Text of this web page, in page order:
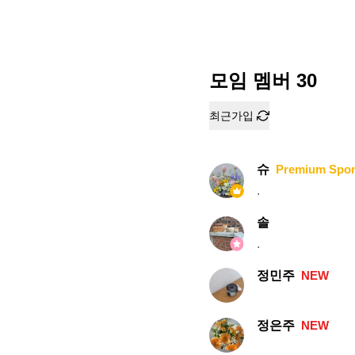
모임 멤버 30
최근가입
슈 Premium
.
솔
.
정민주 NEW
정은주 NEW